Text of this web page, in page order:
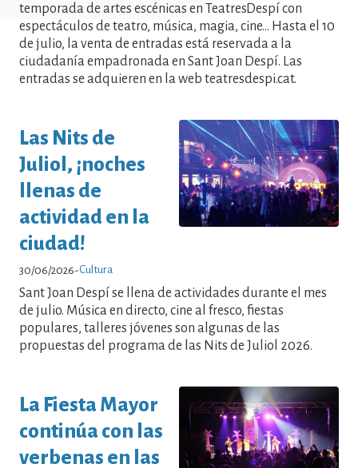
temporada de artes escénicas en TeatresDespí con
espectáculos de teatro, música, magia, cine... Hasta el 10
de julio, la venta de entradas está reservada a la
ciudadanía empadronada en Sant Joan Despí. Las
entradas se adquieren en la web teatresdespi.cat.
Las Nits de
Juliol, ¡noches
llenas de
actividad en la
ciudad!
30/06/2026-Cultura
Sant Joan Despí se llena de actividades durante el mes
de julio. Música en directo, cine al fresco, fiestas
populares, talleres jóvenes son algunas de las
propuestas del programa de las Nits de Juliol 2026.
La Fiesta Mayor
continúa con las
verbenas en las